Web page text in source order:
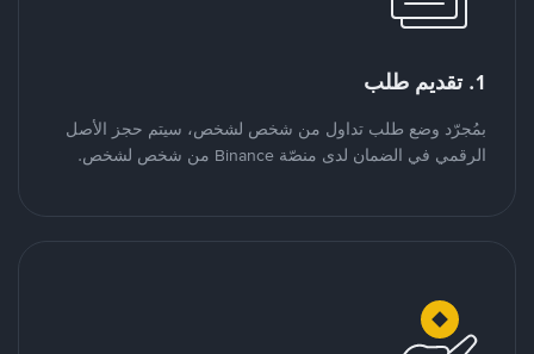
1. تقديم طلب
بمُجرّد وضع طلب تداول من شخص لشخص، سيتم حجز الأصل
الرقمي في الضمان لدى منصّة Binance من شخص لشخص.